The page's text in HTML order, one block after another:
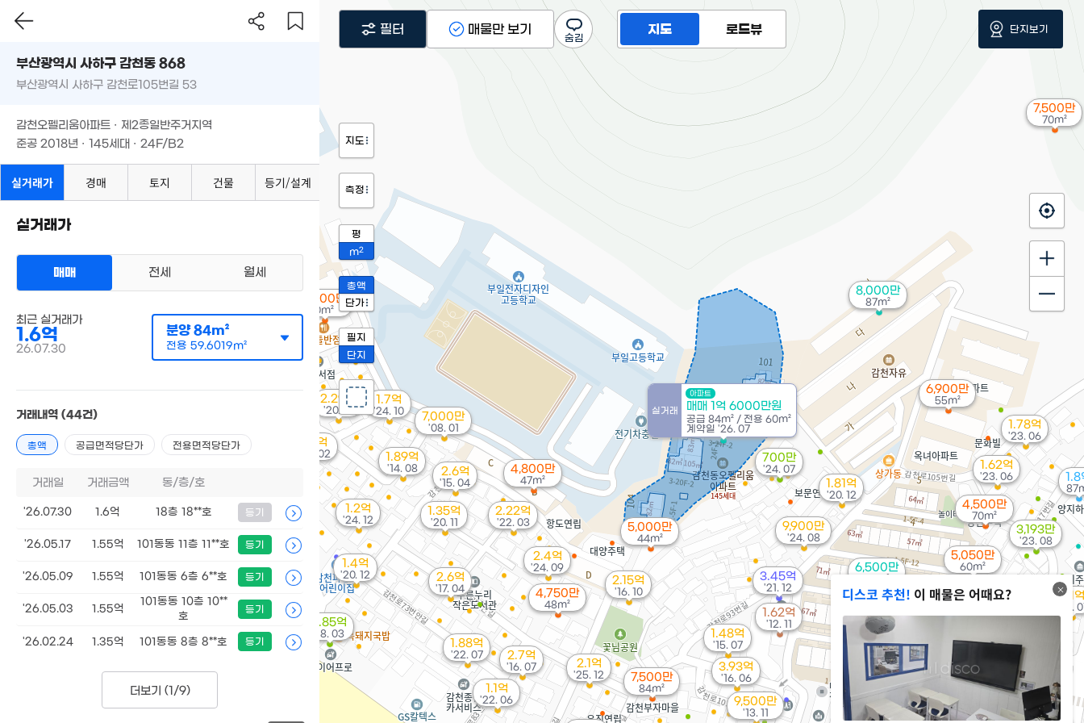
실거래
아파트
매매 1억 6000만원
공급 84m² / 전용 60m²
계약일 '26. 07
6,500만
2.1억
'25. 12 7,500만
84m²
5,050만
60m²
8,000만
87m²
2.1억
'25.
1.2억
'24. 12
1.7억
'24. 10
1.4억
'24. 10
2.4억
'24. 09
9,900만
'24. 08
700만
'24. 07
5,000만
44m²
3,193만
'23. 08
1.62억
'23. 06
1.78억
'23. 06
6,500만
0m²
7,500만
70m²
1.3억
'23. 02
1.88억
'22. 07
4,750만
48m²
1.1억
'22. 06
5,300만
2.22억
'22. 03
3.45억
'21. 12
4,800만
47m²
6,900만
55m²
1.81억
'20. 12
1.4억
'20. 12
1.35억
'20. 11
2.29억
'20. 10
5.85억
'18. 03
2.6억
'17. 04
2.15억
'16. 10
2.7억
'16. 07 3.93억
'16. 06
1.48억
'15. 07
2.6억
'15. 04
1.89억
'14. 08
1.8
9,500만
'13. 11
1.55억
'13. 02
1.62억
'12. 11
4,500만
70m²
7,000만
'08. 01
디스코 추천! 이 매물은 어때요?
지도 로드뷰
지도
측정
평
m2
총액
단가
필지
단지
필터 매물만 보기 단지보기
부산광역시 사하구 감천동 868
부산광역시 사하구 감천로105번길 53
감천오펠리움아파트 · 제2종일반주거지역
준공 2018년 · 145세대 · 24F/B2
실거래가 경매 토지 건물 등기/설계
실거래가
매매 전세 월세
최근 실거래가
1.6억
26.07.30
분양84m²
전용 59.6019m²
거래내역 (44건)
총액 공급면적당단가 전용면적당단가
거래일 거래금액 동/층/호
'26.07.30 1.6억 18층 18**호 등기
'26.05.17 1.55억 101동동 11층 11**호 등기
'26.05.09 1.55억 101동동 6층 6**호 등기
'26.05.03 1.55억
101동동 10층 10**
호
등기
'26.02.24 1.35억 101동동 8층 8**호 등기
더보기 (1/9)